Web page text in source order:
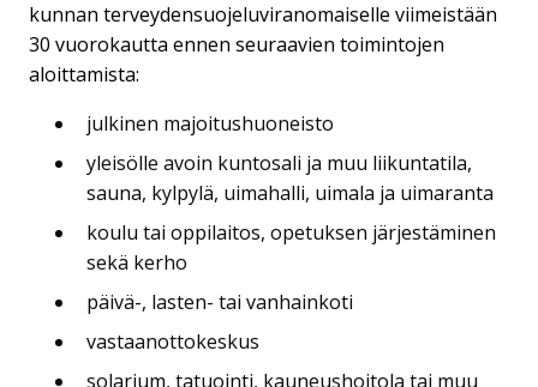
kunnan terveydensuojeluviranomaiselle viimeistään
30 vuorokautta ennen seuraavien toimintojen
aloittamista:
julkinen majoitushuoneisto
yleisölle avoin kuntosali ja muu liikuntatila,
sauna, kylpylä, uimahalli, uimala ja uimaranta
koulu tai oppilaitos, opetuksen järjestäminen
sekä kerho
päivä-, lasten- tai vanhainkoti
vastaanottokeskus
solarium, tatuointi, kauneushoitola tai muu